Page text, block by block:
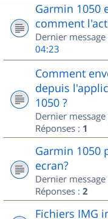
Garmin 1050
comment
Dernier
04:23
Comment
depuis
1050 ?
Dernier
Réponses : 1
Garmin 1050
ecran?
Dernier
Réponses : 2
Fichiers IMG